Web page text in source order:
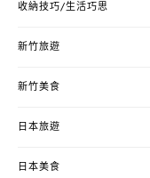
收納技巧/生活巧思
新竹旅遊
新竹美食
日本旅遊
日本美食